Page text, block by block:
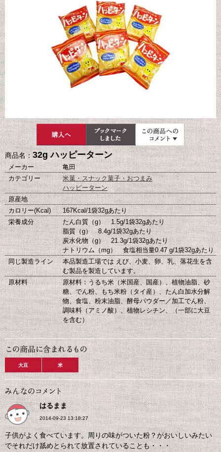
商品名：32g ハッピーターン
メーカー
亀田
カテゴリー
米菓・スナック菓子・おつまみ
ハッピーターン
原産地
カロリー(Kcal)
167Kcal/1袋32gあたり
栄養成分
たん白質（g） 1.5g/1袋32gあたり
脂質（g） 8.4g/1袋32gあたり
炭水化物（g） 21.3g/1袋32gあたり
ナトリウム（mg） 食塩相当量0.47 g/1袋32gあたり
同じ製造ライン
本品製造工場では えび、小麦、卵、乳、落花生を含
む製品を製造しています。
原材料
原材料：うるち米（米国産、国産）、植物油脂、砂
糖、でん粉、もち米粉（タイ産）、たん白加水分解
物、食塩、粉末油脂、酵母パウダー／加工でん粉、
調味料（アミノ酸）、植物レシチン、（一部に大豆
を含む）
大豆 米
はるまま
2014-09-23 13:18:27
子供がよく食べています。周りの味がついた粉？がおいしいみたい
でそれだけ舐めとられて放置されていることも・・・